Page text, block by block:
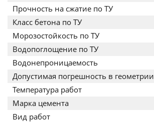
Прочность на сжатие по ТУ
Класс бетона по ТУ
Морозостойкость по ТУ
Водопоглощение по ТУ
Водонепроницаемость
Допустимая погрешность в геометрии
Температура работ
Марка цемента
Вид работ